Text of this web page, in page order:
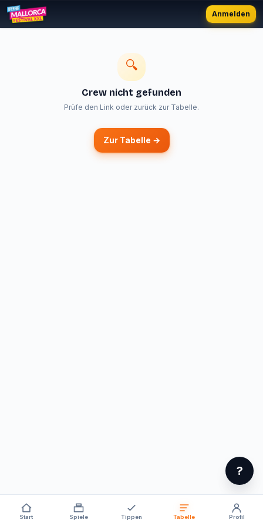
Anmelden
🔍
Crew nicht gefunden
Prüfe den Link oder zurück zur Tabelle.
Zur Tabelle →
Start Spiele Tippen Tabelle Profil
?